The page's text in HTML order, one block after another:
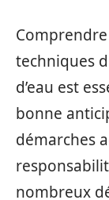
techniques
d’eau est
bonne
démarches
nombreux